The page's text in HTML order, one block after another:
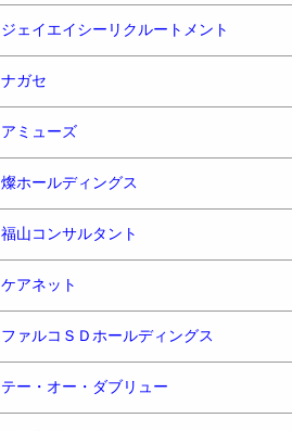
ジェイエイシーリクルートメント
ナガセ
アミューズ
燦ホールディングス
福山コンサルタント
ケアネット
ファルコＳＤホールディングス
テー・オー・ダブリュー